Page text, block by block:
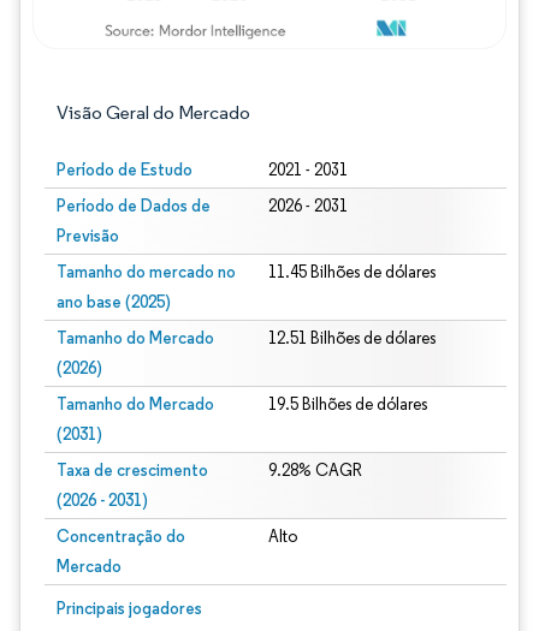
Visão Geral do Mercado
Período de Estudo 2021 - 2031
Período de Dados de
Previsão
2026 - 2031
Tamanho do mercado no
ano base (2025)
11.45 Bilhões de dólares
Tamanho do Mercado
(2026)
12.51 Bilhões de dólares
Tamanho do Mercado
(2031)
19.5 Bilhões de dólares
Taxa de crescimento
(2026 - 2031)
9.28% CAGR
Concentração do
Mercado
Alto
Principais jogadores
Imagem © Mordor Intelligence. O reuso requer atribuição conforme CC BY 4.0.